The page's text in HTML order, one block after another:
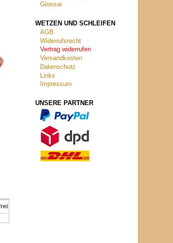
Glossar
WETZEN UND SCHLEIFEN
AGB
Widerrufsrecht
Vertrag widerrufen
Versandkosten
Datenschutz
Links
Impressum
UNSERE PARTNER